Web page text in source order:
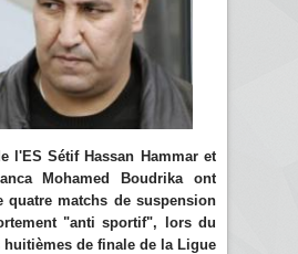
l'ES Sétif Hassan Hammar et
Mohamed Boudrika ont
quatre matchs de suspension
"anti sportif", lors du
de finale de la Ligue